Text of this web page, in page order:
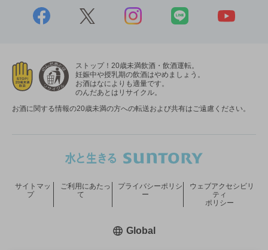
ストップ！20歳未満飲酒・飲酒運転。
妊娠中や授乳期の飲酒はやめましょう。
お酒はなによりも適量です。
のんだあとはリサイクル。
お酒に関する情報の20歳未満の方への転送および共有はご遠慮ください。
サイトマッ
プ
ご利用にあたっ
て
プライバシーポリシ
ー
ウェブアクセシビリ
ティ
ポリシー
Global新しいウィンドウで開く